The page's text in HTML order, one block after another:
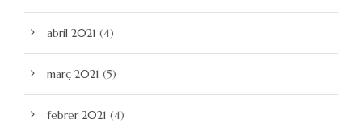
abril 2021 (4)
març 2021 (5)
febrer 2021 (4)